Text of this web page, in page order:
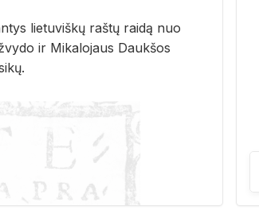
lie­tu­viš­kų raš­tų rai­dą nuo
ir Mi­ka­lo­jaus Dauk­šos